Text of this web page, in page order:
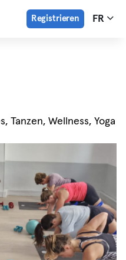
Registrieren FR
Tanzen, Wellness, Yoga